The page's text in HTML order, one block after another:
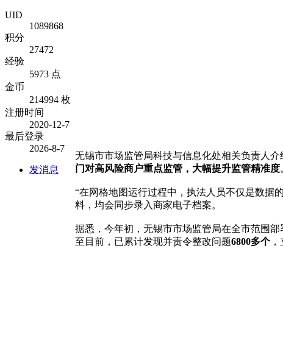
UID
1089868
积分
27472
经验
5973 点
金币
214994 枚
注册时间
2020-12-7
最后登录
2026-8-7
发消息
无锡市市场监管局科技与信息化处相关负责人
门对高风险商户重点监管，大幅提升监管精准度
“在网格地图运行过程中，执法人员不仅是数据
料，均会同步录入商家电子档案。
据悉，今年初，无锡市市场监管局在全市范围
至目前，已累计发现并责令整改问题6800多个